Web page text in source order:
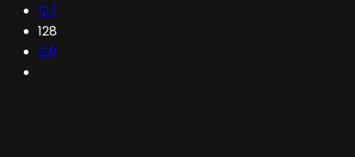
127
128
129